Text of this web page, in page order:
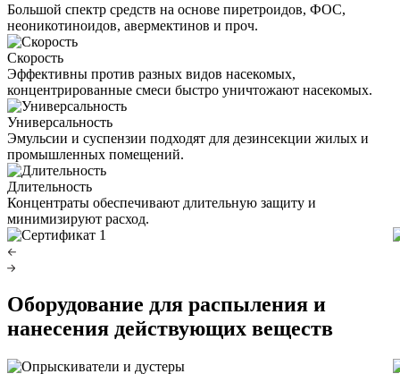
Большой спектр средств на основе пиретроидов, ФОС,
неоникотиноидов, авермектинов и проч.
Скорость
Эффективны против разных видов насекомых,
концентрированные смеси быстро уничтожают насекомых.
Универсальность
Эмульсии и суспензии подходят для дезинсекции жилых и
промышленных помещений.
Длительность
Концентраты обеспечивают длительную защиту и
минимизируют расход.
Оборудование для распыления и
нанесения действующих веществ